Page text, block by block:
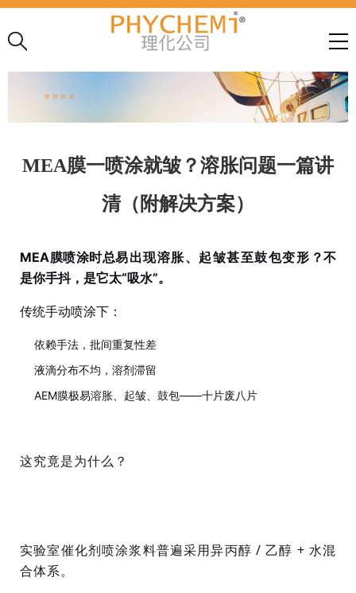
MEA膜一喷涂就皱？溶胀问题一篇讲
清（附解决方案）
MEA膜喷涂时总易出现溶胀、起皱甚至鼓包变形 ？不
是你手抖，是它太“吸水”。
传统手动喷涂下：
依赖手法，批间重复性差
液滴分布不均， 溶剂滞留
AEM膜极易溶胀、起皱、鼓包——十片废八片
这究竟是为什么？
实验室催化剂喷涂浆料普遍采用异丙醇 / 乙醇 + 水混
合体系。